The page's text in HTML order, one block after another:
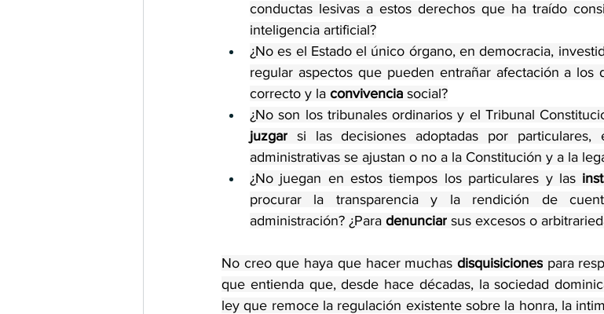
conductas lesivas a estos derechos que ha traído
inteligencia artificial?
¿No es el Estado el único órgano, en democracia,
regular aspectos que pueden entrañar afectación a los
correcto y la convivencia social?
juzgar si las decisiones adoptadas por particulares,
administrativas se ajustan o no a la Constitución y a la
¿No juegan en estos tiempos los particulares y las
procurar la transparencia y la rendición de
administración? ¿Para denunciar sus excesos o
No creo que haya que hacer muchas disquisiciones para
que entienda que, desde hace décadas, la sociedad
ley que remoce la regulación existente sobre la honra, la